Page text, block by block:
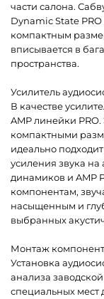
части салона.
Dynamic State PRO
компактным
вписывается в
пространства.
Усилитель
В качестве
AMP линейки
компактными
идеально
усиления звука на
динамиков и AMP
компонентам,
насыщенным и
выбранных
Монтаж
Установка
анализа
специальных мест